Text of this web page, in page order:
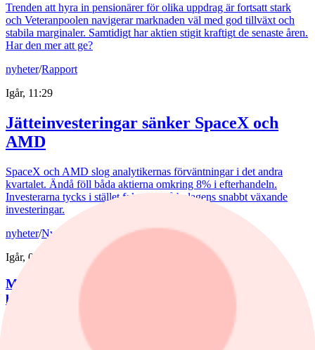
Trenden att hyra in pensionärer för olika uppdrag är fortsatt stark
och Veteranpoolen navigerar marknaden väl med god tillväxt och
stabila marginaler. Samtidigt har aktien stigit kraftigt de senaste åren.
Har den mer att ge?
nyheter/Rapport
Igår, 11:29
Jätteinvesteringar sänker SpaceX och
AMD
SpaceX och AMD slog analytikernas förväntningar i det andra
kvartalet. Ändå föll båda aktierna omkring 8% i efterhandeln.
Investerarna tycks i stället fokusera på bolagens snabbt växande
investeringar.
nyheter/Nvidia
Igår, 09:26
Michael Burry varnar för börstopp – ser risk för
börskrasch
Investeraren Michael Burry, känd från "The Big Short" varnar för
att den amerikanska börsen kan vara nära en topp och riskerar ett